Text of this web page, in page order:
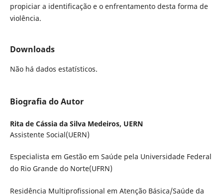
propiciar a identificação e o enfrentamento desta forma de
violência.
Downloads
Não há dados estatísticos.
Biografia do Autor
Rita de Cássia da Silva Medeiros, UERN
Assistente Social(UERN)
Especialista em Gestão em Saúde pela Universidade Federal
do Rio Grande do Norte(UFRN)
Residência Multiprofissional em Atenção Básica/Saúde da